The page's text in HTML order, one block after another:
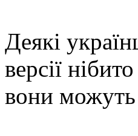
Деякі
версії
вони